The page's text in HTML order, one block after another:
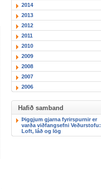
2014
2013
2012
2011
2010
2009
2008
2007
2006
Hafið samband
Þiggjum gjarna fyrirspurnir er
varða viðfangsefni Veðurstofu:
Loft, láð og lög